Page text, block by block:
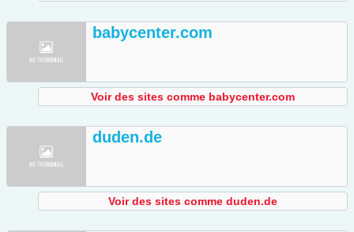
babycenter.com
Voir des sites comme babycenter.com
duden.de
Voir des sites comme duden.de